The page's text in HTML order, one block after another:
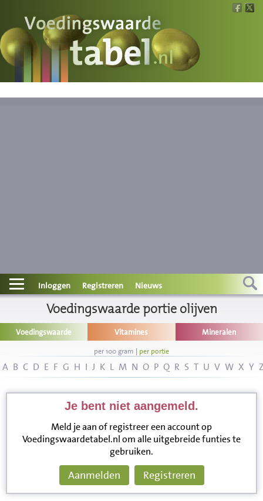
Voedingswaarde
Wat is wat?
Contact
Informatie
Disclaimer
Inloggen Registreren Nieuws
Voedingswaarde portie olijven
Voedingswaarde Vitamines Mineralen
per 100 gram | per portie
A B C D E F G H I J K L M N O P Q R S T U V W X Y
Je bent niet aangemeld.
Meld je aan of registreer een account op
Voedingswaardetabel.nl om alle uitgebreide funties te
gebruiken.
Aanmelden Registreren